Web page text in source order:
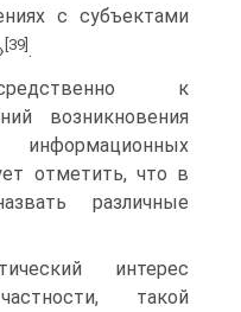
с субъектами
[39].
к
возникновения
отметить, что в
различные
интерес
такой